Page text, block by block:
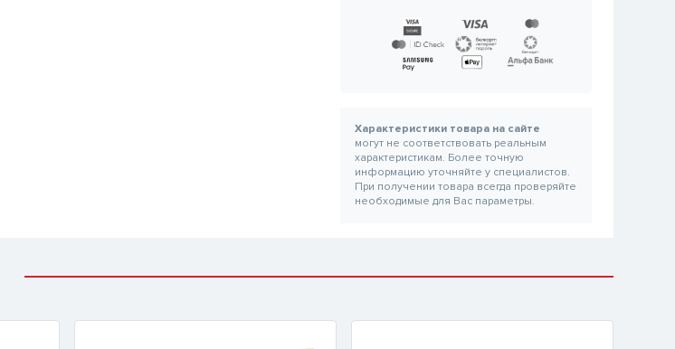
Характеристики товара на сайте
могут не соответствовать реальным
характеристикам. Более точную
информацию уточняйте у специалистов.
При получении товара всегда проверяйте
необходимые для Вас параметры.